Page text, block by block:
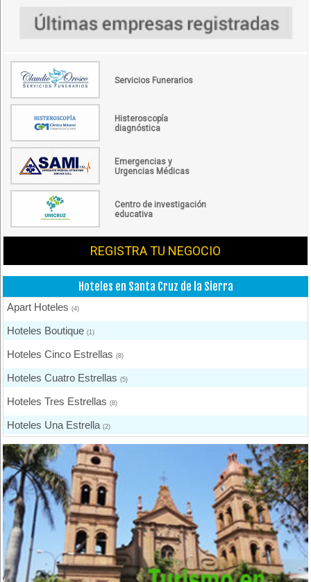
Servicios Funerarios
Histeroscopía
diagnóstica
Emergencias y
Urgencias Médicas
Centro de investigación
educativa
REGISTRA TU NEGOCIO
Hoteles en Santa Cruz de la Sierra
Apart Hoteles(4)
Hoteles Boutique(1)
Hoteles Cinco Estrellas(8)
Hoteles Cuatro Estrellas(5)
Hoteles Tres Estrellas(8)
Hoteles Una Estrella(2)
Otros Hoteles (1)